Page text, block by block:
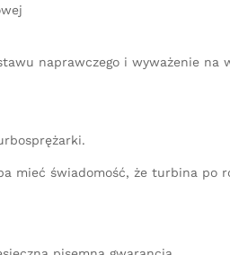
naprawczego i wyważenie na
mieć świadomość, że turbina po